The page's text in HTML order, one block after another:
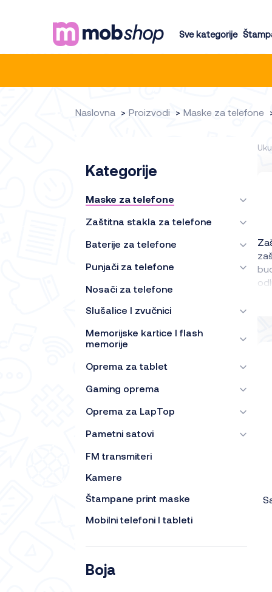
Sve kategorije
Naslovna Proizvodi Maske za telefone
Kategorije
Maske za telefone
Zaštitna stakla za telefone
Baterije za telefone
Punjači za telefone
Nosači za telefone
Slušalice I zvučnici
Memorijske kartice I flash
memorije
Oprema za tablet
Gaming oprema
Oprema za LapTop
Pametni satovi
FM transmiteri
Kamere
Štampane print maske
Mobilni telefoni I tableti
Boja